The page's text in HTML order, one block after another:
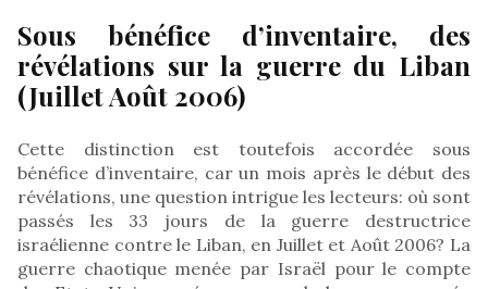
Sous bénéfice d’inventaire, des
révélations sur la guerre du Liban
(Juillet Août 2006)
Cette distinction est toutefois accordée sous
bénéfice d’inventaire, car un mois après le début des
révélations, une question intrigue les lecteurs: où sont
passés les 33 jours de la guerre destructrice
israélienne contre le Liban, en Juillet et Août 2006? La
guerre chaotique menée par Israël pour le compte